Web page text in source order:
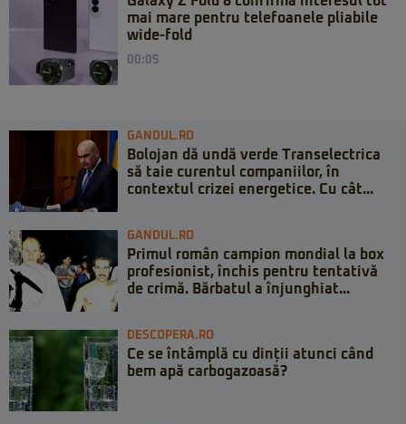
mai mare pentru telefoanele pliabile
wide-fold
00:05
GANDUL.RO
Bolojan dă undă verde Transelectrica
să taie curentul companiilor, în
contextul crizei energetice. Cu cât...
GANDUL.RO
Primul român campion mondial la box
profesionist, închis pentru tentativă
de crimă. Bărbatul a înjunghiat...
DESCOPERA.RO
Ce se întâmplă cu dinții atunci când
bem apă carbogazoasă?